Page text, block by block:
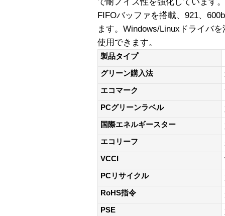
FIFOバッファを搭載、921、
ます。Windows/Linuxドライバ
使用できます。
製品タイプ
グリーン購入法
エコマーク
PCグリーンラベル
国際エネルギースター
エコリーフ
VCCI
PCリサイクル
RoHS指令
PSE